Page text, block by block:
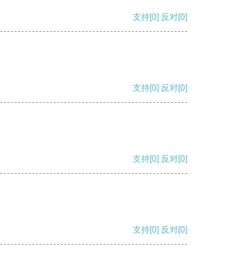
支持[0] 反对[0]
支持[0] 反对[0]
支持[0] 反对[0]
支持[0] 反对[0]